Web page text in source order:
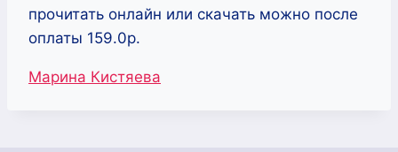
прочитать онлайн или скачать можно после
оплаты 159.0р.
Метки
Марина Кистяева